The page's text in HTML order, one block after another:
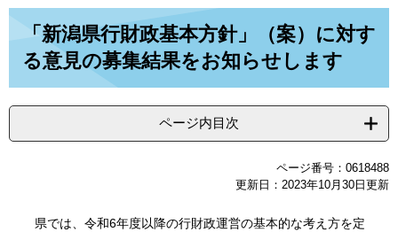
文
「新潟県行財政基本方針」（案）に対す
る意見の募集結果をお知らせします
ページ内目次
ページ番号：0618488
更新日：2023年10月30日更新
県では、令和6年度以降の行財政運営の基本的な考え方を定